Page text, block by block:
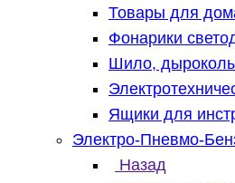
Товары для
Фонарики
Шило,
Ящики для
Электро-Пневмо-
Назад